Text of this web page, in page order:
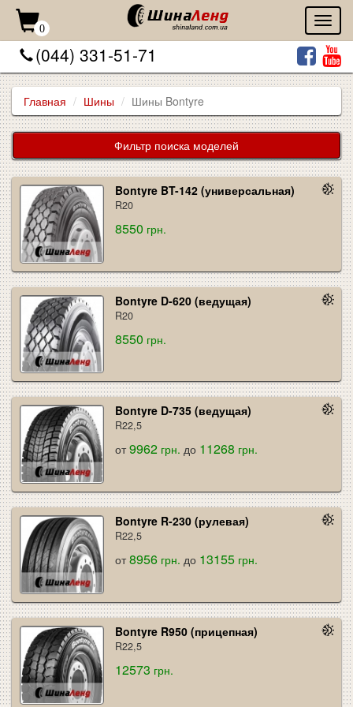
0
(044) 331-51-71
Главная Шины Шины Bontyre
Фильтр поиска моделей
Bontyre BT-142 (универсальная)
R20
8550 грн.
Bontyre D-620 (ведущая)
R20
8550 грн.
Bontyre D-735 (ведущая)
R22,5
от9962 грн. до 11268 грн.
Bontyre R-230 (рулевая)
R22,5
от8956 грн. до 13155 грн.
Bontyre R950 (прицепная)
R22,5
12573 грн.